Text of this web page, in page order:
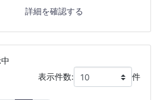
詳細を確認する
表示件数:
件